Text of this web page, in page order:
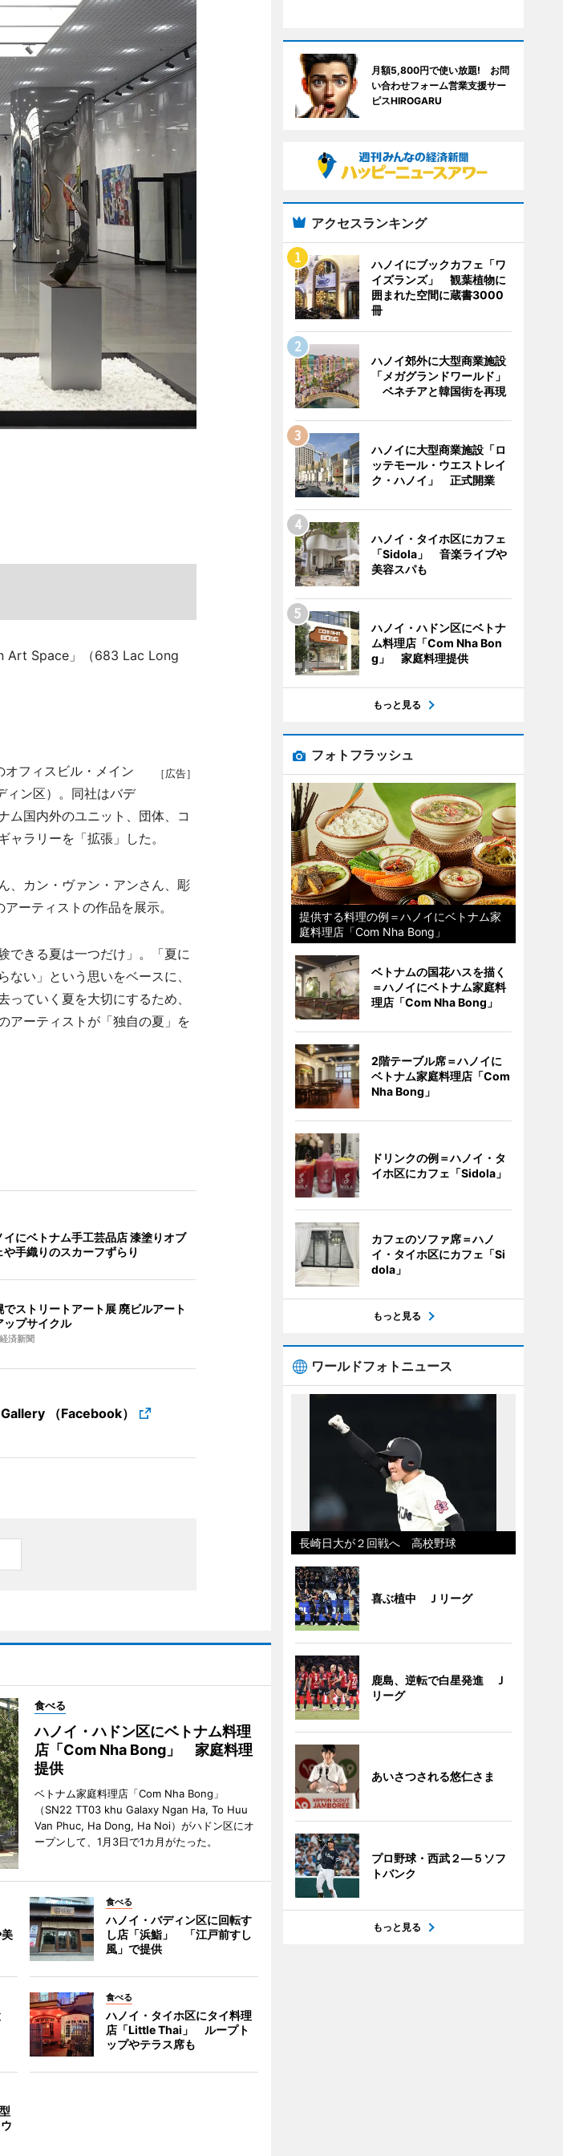
Art Space」（683 Lac Long
［広告］
フィスビル・メイン
ィン区）。同社はバデ
ム国内外のユニット、団体、コ
ラリーを「拡張」した。
、カン・ヴァン・アンさん、彫
ーティストの作品を展示。
できる夏は一つだけ」。「夏に
い」という思いをベースに、
ていく夏を大切にするため、
アーティストが「独自の夏」を
イにベトナム手工芸品店 漆塗りオブ
や手織りのスカーフずらり
でストリートアート展 廃ビルアート
ップサイクル
済新聞
（Facebook）
食べる
ハノイ・ハドン区にベトナム料理
店「Com Nha Bong」 家庭料理
提供
ベトナム家庭料理店「Com Nha Bong」
（SN22 TT03 khu Galaxy Ngan Ha, To Huu
Van Phuc, Ha Dong, Ha Noi）がハドン区にオ
ープンして、1月3日で1カ月がたった。
食べる
ハノイ・バディン区に回転す
し店「浜鮨」 「江戸前すし
風」で提供
食べる
ハノイ・タイホ区にタイ料理
店「Little Thai」 ループト
ップやテラス席も
月額5,800円で使い放題! お問
い合わせフォーム営業支援サー
ピスHIROGARU
アクセスランキング
ハノイにブックカフェ「ワ
イズランズ」 観葉植物に
囲まれた空間に蔵書3000
冊
ハノイ郊外に大型商業施設
「メガグランドワールド」
ベネチアと韓国街を再現
ハノイに大型商業施設「ロ
ッテモール・ウエストレイ
ク・ハノイ」 正式開業
ハノイ・タイホ区にカフェ
「Sidola」 音楽ライブや
美容スパも
ハノイ・ハドン区にベトナ
ム料理店「Com Nha Bon
g」 家庭料理提供
もっと見る
フォトフラッシュ
提供する料理の例＝ハノイにベトナム家
庭料理店「Com Nha Bong」
ベトナムの国花ハスを描く
＝ハノイにベトナム家庭料
理店「Com Nha Bong」
2階テーブル席＝ハノイに
ベトナム家庭料理店「Com
Nha Bong」
ドリンクの例＝ハノイ・タ
イホ区にカフェ「Sidola」
カフェのソファ席＝ハノ
イ・タイホ区にカフェ「Si
dola」
もっと見る
ワールドフォトニュース
長崎日大が２回戦へ 高校野球
喜ぶ植中 Ｊリーグ
鹿島、逆転で白星発進 Ｊ
リーグ
あいさつされる悠仁さま
プロ野球・西武２―５ソフ
トバンク
もっと見る